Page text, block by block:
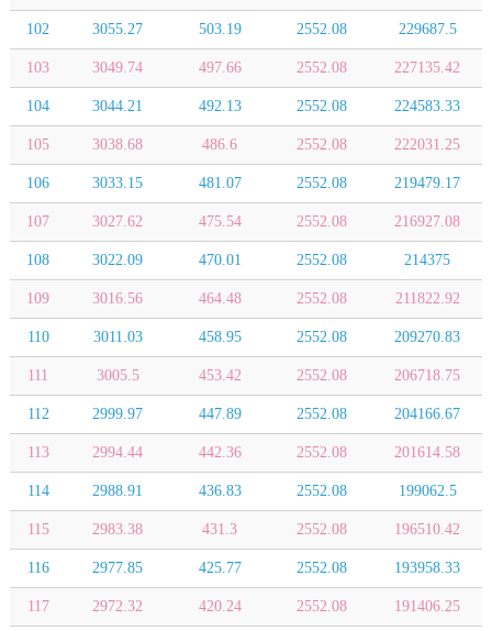
102 3055.27 503.19 2552.08 229687.5
103 3049.74 497.66 2552.08 227135.42
104 3044.21 492.13 2552.08 224583.33
105 3038.68 486.6 2552.08 222031.25
106 3033.15 481.07 2552.08 219479.17
107 3027.62 475.54 2552.08 216927.08
108 3022.09 470.01 2552.08 214375
109 3016.56 464.48 2552.08 211822.92
110 3011.03 458.95 2552.08 209270.83
111 3005.5 453.42 2552.08 206718.75
112 2999.97 447.89 2552.08 204166.67
113 2994.44 442.36 2552.08 201614.58
114 2988.91 436.83 2552.08 199062.5
115 2983.38 431.3 2552.08 196510.42
116 2977.85 425.77 2552.08 193958.33
117 2972.32 420.24 2552.08 191406.25